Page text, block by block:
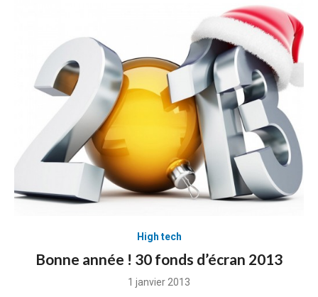
High tech
Bonne année ! 30 fonds d’écran 2013
Posted
1 janvier 2013